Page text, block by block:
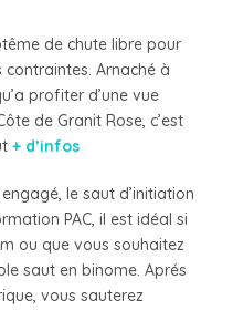
de chute libre pour
Arnaché à
profiter d’une vue
de Granit Rose, c’est
+ d’infos
le saut d’initiation
PAC, il est idéal si
ou que vous souhaitez
saut en binome. Aprés
vous sauterez